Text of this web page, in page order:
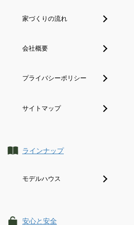
家づくりの流れ
会社概要
プライバシーポリシー
サイトマップ
ラインナップ
モデルハウス
安心と安全